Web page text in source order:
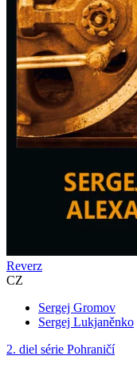
Reverz
CZ
Sergej Gromov
Sergej Lukjaněnko
2. diel série Pohraničí